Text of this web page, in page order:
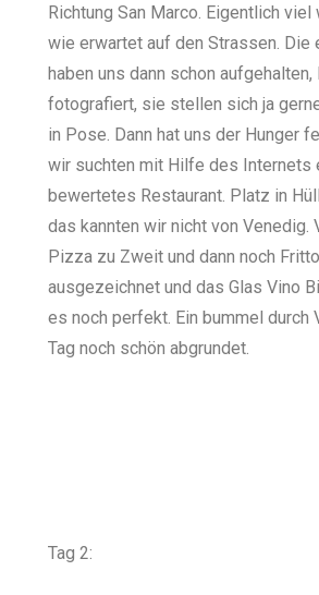
Richtung San Marco. Eigentlich
wie erwartet auf den Strassen. Die
haben uns dann schon
fotografiert, sie stellen sich ja
in Pose. Dann hat uns der Hunger
wir suchten mit Hilfe des Internets
bewertetes Restaurant. Platz in
das kannten wir nicht von Venedig.
Pizza zu Zweit und dann noch
ausgezeichnet und das Glas Vino
es noch perfekt. Ein bummel durch
Tag noch schön abgrundet.
Tag 2: